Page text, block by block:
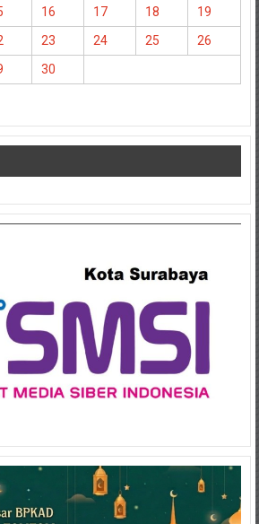
16 17 18
19
23 24 25
26
30